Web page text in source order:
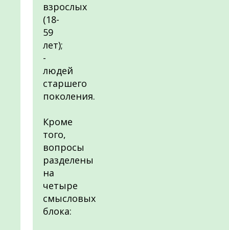
взрослых
(18-
59
лет);
-
людей
старшего
поколения.
Кроме
того,
вопросы
разделены
на
четыре
смысловых
блока: